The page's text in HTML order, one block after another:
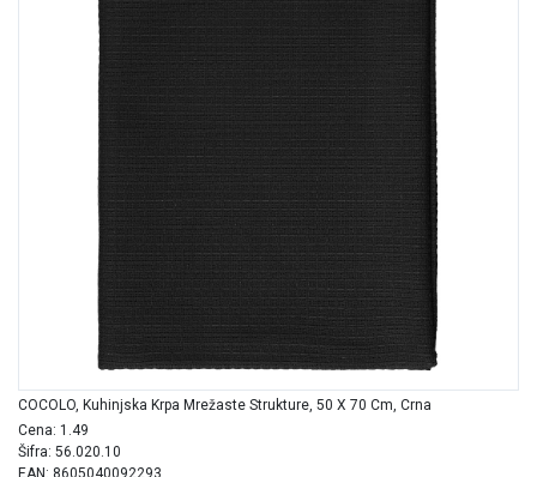
COCOLO, Kuhinjska Krpa Mrežaste Strukture, 50 X 70 Cm, Crna
Cena: 1.49
Šifra: 56.020.10
EAN: 8605040092293